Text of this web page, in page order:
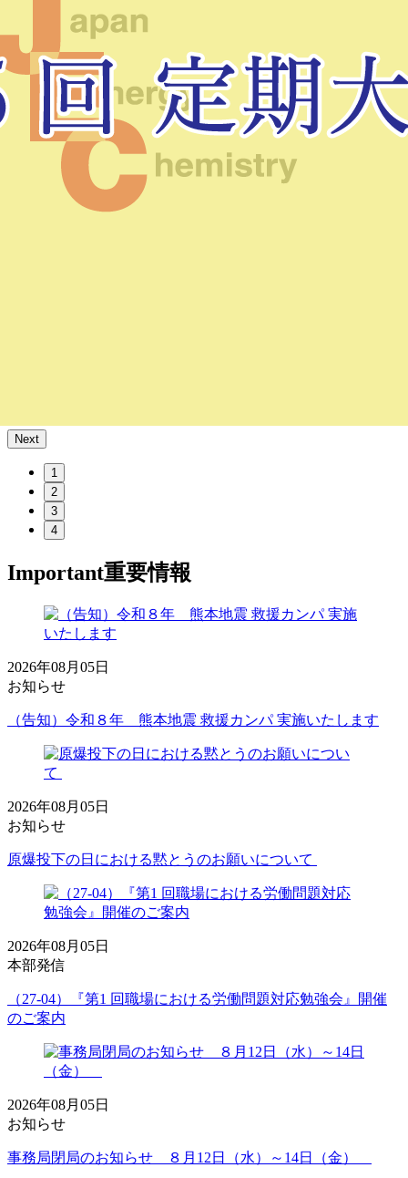
Next
1
2
3
4
Important重要情報
2026年08月05日
お知らせ
（告知）令和８年 熊本地震 救援カンパ 実施いたします
2026年08月05日
お知らせ
原爆投下の日における黙とうのお願いについて
2026年08月05日
本部発信
（27-04）『第1 回職場における労働問題対応勉強会』開催
のご案内
2026年08月05日
お知らせ
事務局閉局のお知らせ ８月12日（水）～14日（金）